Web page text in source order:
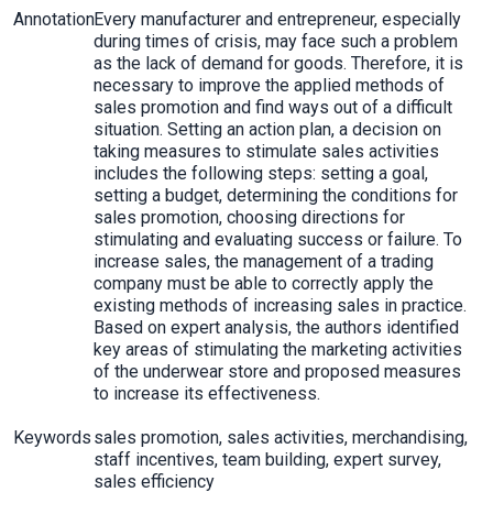
AnnotationEvery manufacturer and entrepreneur, especially
during times of crisis, may face such a problem
as the lack of demand for goods. Therefore, it is
necessary to improve the applied methods of
sales promotion and find ways out of a difficult
situation. Setting an action plan, a decision on
taking measures to stimulate sales activities
includes the following steps: setting a goal,
setting a budget, determining the conditions for
sales promotion, choosing directions for
stimulating and evaluating success or failure. To
increase sales, the management of a trading
company must be able to correctly apply the
existing methods of increasing sales in practice.
Based on expert analysis, the authors identified
key areas of stimulating the marketing activities
of the underwear store and proposed measures
to increase its effectiveness.
Keywords sales promotion, sales activities, merchandising,
staff incentives, team building, expert survey,
sales efficiency